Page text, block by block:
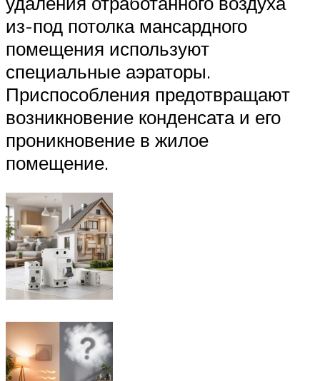
из-под потолка мансардного
помещения используют
специальные аэраторы.
Приспособления предотвращают
возникновение конденсата и его
проникновение в жилое
помещение.